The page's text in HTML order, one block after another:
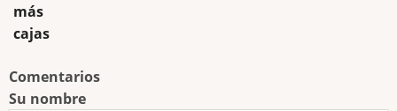
más
cajas
Comentarios
Su nombre